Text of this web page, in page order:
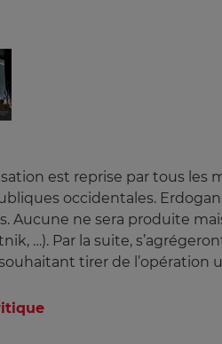
est reprise par tous les
occidentales.
Aucune ne sera produite
…). Par la suite,
tirer de